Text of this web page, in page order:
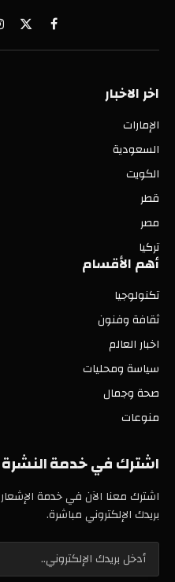
فيسبوك
X
اخر الاخبار
الإمارات
السعودية
الكويت
قطر
مصر
تركيا
أهم الأقسام
تكنولوجيا
ثقافة وفنون
اخبار العالم
سياسة ومحليات
صحة وجمال
منوعات
اشترك في خدمة النشرة
اشترك معنا الآن في خدمة
بريدك الإلكتروني مباشرة.